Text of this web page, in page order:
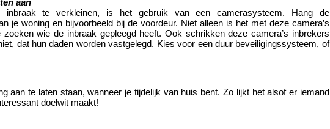
aan
te verkleinen, is het gebruik van een camerasysteem. Hang de
je woning en bijvoorbeeld bij de voordeur. Niet alleen is het met deze camera’s
wie de inbraak gepleegd heeft. Ook schrikken deze camera’s inbrekers
dat hun daden worden vastgelegd. Kies voor een duur beveiligingssysteem, of
aan te laten staan, wanneer je tijdelijk van huis bent. Zo lijkt het alsof er iemand
doelwit maakt!